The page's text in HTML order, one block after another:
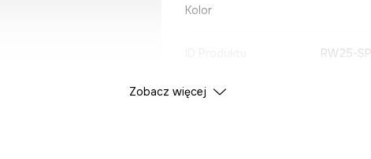
Kolor
RW25-
Producent
Zobacz więcej